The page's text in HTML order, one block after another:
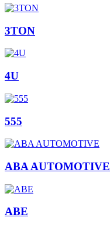
3TON
4U
555
ABA AUTOMOTIVE
ABE